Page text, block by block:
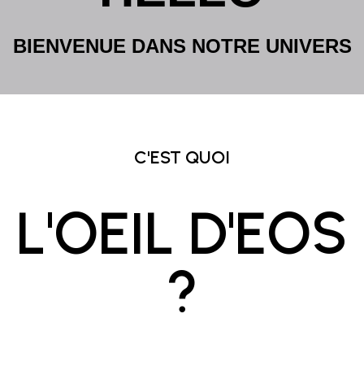
BIENVENUE DANS NOTRE UNIVERS
C'EST QUOI
L'OEIL D'EOS
?